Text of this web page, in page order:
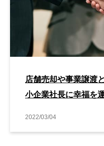
店舗売却や事業譲渡
小企業社長に幸福を
2022/03/04